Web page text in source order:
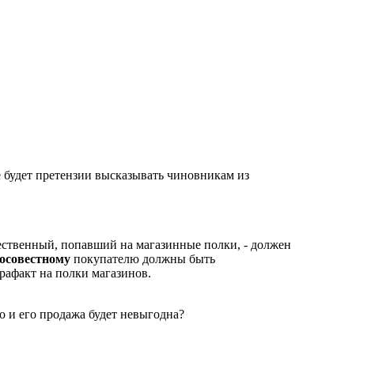
претензии высказывать чиновникам из
попавший на магазинные полки, - должен
покупателю должны быть
на полки магазинов.
его продажа будет невыгодна?